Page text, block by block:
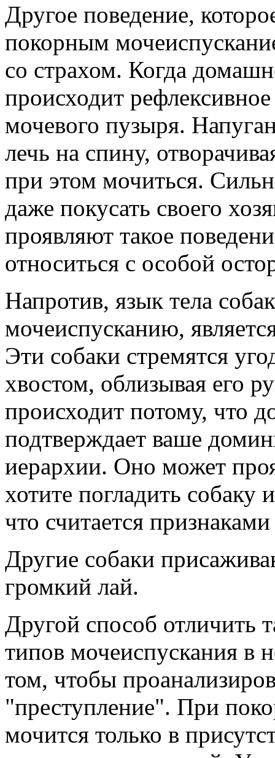
Другое поведение,
покорным
со страхом. Когда
происходит
мочевого пузыря.
лечь на спину,
при этом мочиться.
даже покусать своего
проявляют такое
относиться с особой
Напротив, язык тела
мочеиспусканию,
Эти собаки стремятся
хвостом, облизывая его
происходит потому, что
подтверждает ваше
иерархии. Оно может
хотите погладить собаку
что считается
Другие собаки
громкий лай.
Другой способ отличить
типов мочеиспускания в
том, чтобы
"преступление". При
мочится только в